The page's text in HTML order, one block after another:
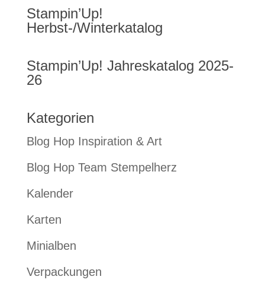
Stampin’Up!
Herbst-/Winterkatalog
Stampin’Up! Jahreskatalog 2025-
26
Kategorien
Blog Hop Inspiration & Art
Blog Hop Team Stempelherz
Kalender
Karten
Minialben
Verpackungen